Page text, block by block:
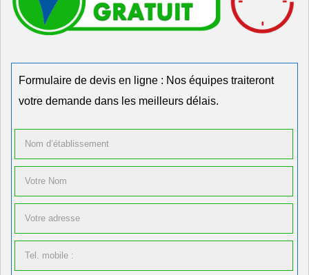
Formulaire de devis en ligne : Nos équipes traiteront
votre demande dans les meilleurs délais.